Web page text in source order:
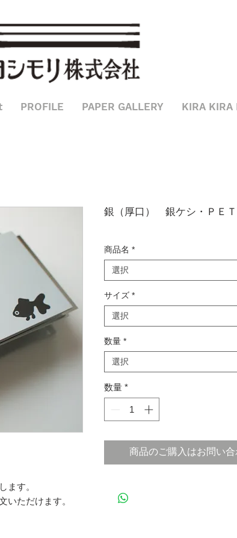
PROFILE PAPER GALLERY KIRA KIRA
ます。
いただけます。
銀（厚口） 銀ケシ・ＰＥ
商品名 *
選択
サイズ *
選択
数量 *
選択
数量 *
商品のご購入はお問い